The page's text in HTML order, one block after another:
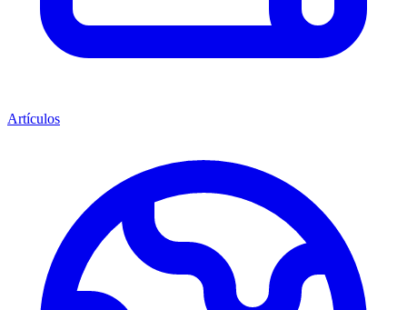
Artículos